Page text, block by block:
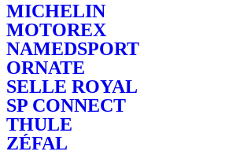
MICHELIN
MOTOREX
NAMEDSPORT
ORNATE
SELLE ROYAL
SP CONNECT
THULE
ZÉFAL